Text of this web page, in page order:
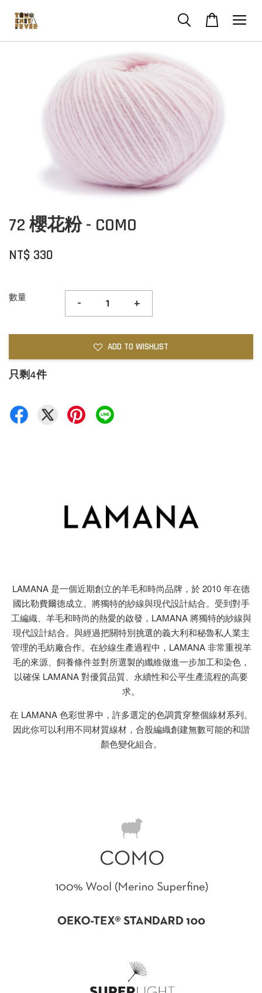
72 櫻花粉 - COMO
NT$ 330
數量 - +
ADD TO WISHLIST
只剩4件
LAMANA 是一個近期創立的羊毛和時尚品牌，於 2010 年在德
國比勒費爾德成立。將獨特的紗線與現代設計結合。受到對手
工編織、羊毛和時尚的熱愛的啟發，LAMANA 將獨特的紗線與
現代設計結合。與經過把關特別挑選的義大利和秘魯私人業主
管理的毛紡廠合作。在紗線生產過程中，LAMANA 非常重視羊
毛的來源、飼養條件並對所選製的纖維做進一步加工和染色，
以確保 LAMANA 對優質品質、永續性和公平生產流程的高要
求。
在 LAMANA 色彩世界中，許多選定的色調貫穿整個線材系列。
因此你可以利用不同材質線材，合股編織創建無數可能的和諧
顏色變化組合。